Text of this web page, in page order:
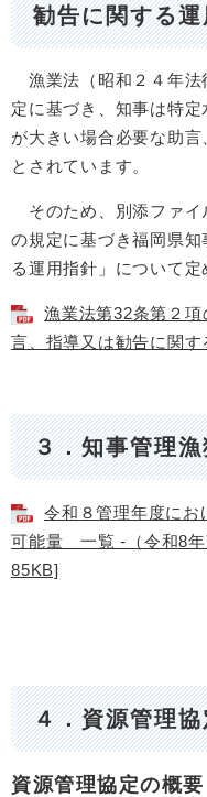
勧告に関する
漁業法（昭和２４年法
定に基づき、知事は特
が大きい場合必要な助
とされています。
そのため、別添ファイ
の規定に基づき福岡県
る運用指針」について定
漁業法第32条第２
言、指導又は勧告に関
３．知事管理
令和８管理年度にお
可能量 一覧 -（令和8年
85KB]
４．資源管理協
資源管理協定の概要